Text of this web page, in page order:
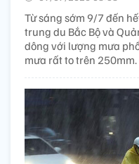
Từ sáng sớm 9/7 đến
trung du Bắc Bộ và
dông với lượng mưa
mưa rất to trên 250mm.